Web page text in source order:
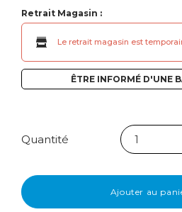
Retrait Magasin :
Le retrait magasin est
ÊTRE INFORMÉ D'UNE
Quantité
Ajouter au